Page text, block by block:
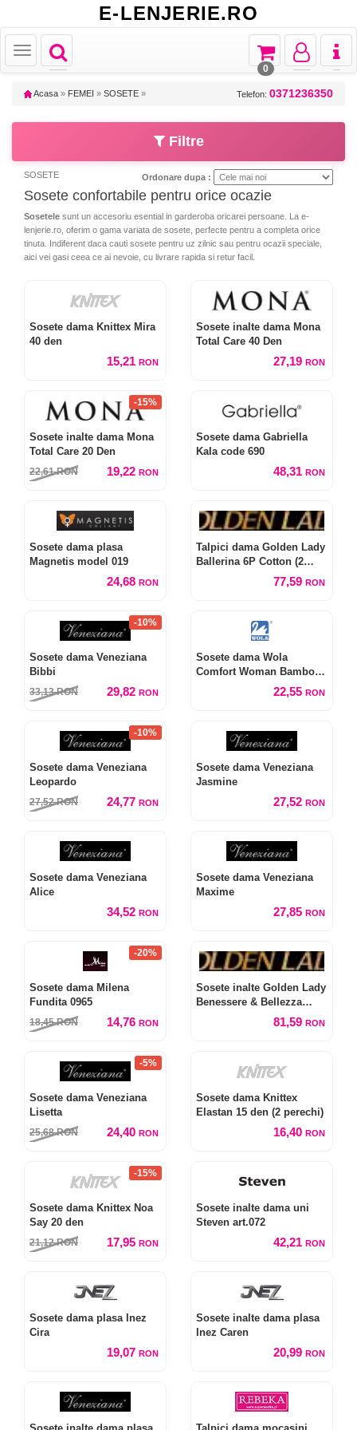
E-LENJERIE.RO
Toggle
navigation
Toggle
Toggle
navigation
Toggle
navigation
Toggle
navigation
0
Acasa » FEMEI » SOSETE » Telefon: 0371236350
Filtre
SOSETE Ordonare dupa :
Sosete confortabile pentru orice ocazie
Sosetele sunt un accesoriu esential in garderoba oricarei persoane. La e-
lenjerie.ro, oferim o gama variata de sosete, perfecte pentru a completa orice
tinuta. Indiferent daca cauti sosete pentru uz zilnic sau pentru ocazii speciale,
aici vei gasi ceea ce ai nevoie, cu livrare rapida si retur facil.
Sosete dama Knittex Mira
40 den
15,21 RON
Sosete inalte dama Mona
Total Care 40 Den
27,19 RON
-15%
Sosete inalte dama Mona
Total Care 20 Den
22,61RON 19,22 RON
Sosete dama Gabriella
Kala code 690
48,31 RON
Sosete dama plasa
Magnetis model 019
24,68 RON
Talpici dama Golden Lady
Ballerina 6P Cotton (2
77,59 RON
-10%
Sosete dama Veneziana
Bibbi
33,13RON 29,82 RON
Sosete dama Wola
Comfort Woman Bamboo
22,55 RON
-10%
Sosete dama Veneziana
Leopardo
27,52RON 24,77 RON
Sosete dama Veneziana
Jasmine
27,52 RON
Sosete dama Veneziana
Alice
34,52 RON
Sosete dama Veneziana
Maxime
27,85 RON
-20%
Sosete dama Milena
Fundita 0965
18,45RON 14,76 RON
Sosete inalte Golden Lady
Benessere & Bellezza
81,59 RON
-5%
Sosete dama Veneziana
Lisetta
25,68RON 24,40 RON
Sosete dama Knittex
Elastan 15 den (2 perechi)
16,40 RON
-15%
Sosete dama Knittex Noa
Say 20 den
21,12RON 17,95 RON
Sosete inalte dama uni
Steven art.072
42,21 RON
Sosete dama plasa Inez
Cira
19,07 RON
Sosete inalte dama plasa
Inez Caren
20,99 RON